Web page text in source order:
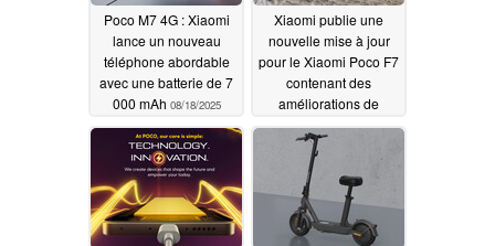
Poco M7 4G : Xiaomi
lance un nouveau
téléphone abordable
avec une batterie de 7
000 mAh 08/18/2025
Xiaomi publie une
nouvelle mise à jour
pour le Xiaomi Poco F7
contenant des
améliorations de
l'appareil photo
08/06/2025